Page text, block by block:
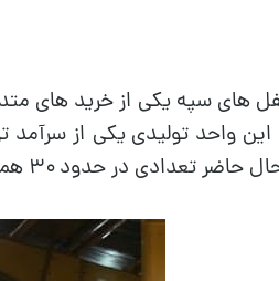
های سپه یکی از خرید های
این واحد تولیدی یکی از
هموطن که دارای معلولیت جسمانی می‌باشند در این کارخانه مشغول می‌باشند.